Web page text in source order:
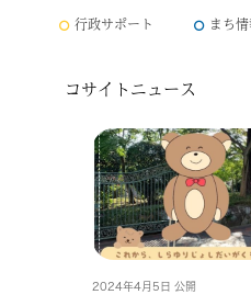
行政サポート
まち
コサイトニュース
2024年4月5日 公開